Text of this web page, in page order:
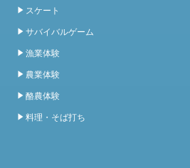
スケート
サバイバルゲーム
漁業体験
農業体験
酪農体験
料理・そば打ち